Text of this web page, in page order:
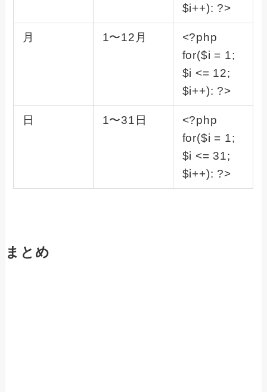
$i++): ?>
月 1〜12月
<?php
for($i = 1;
$i <= 12;
$i++): ?>
日 1〜31日
<?php
for($i = 1;
$i <= 31;
$i++): ?>
まとめ